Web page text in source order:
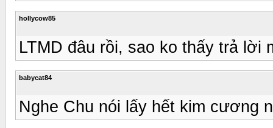
hollycow85
LTMD đâu rồi, sao ko thấy trả lời
babycat84
Nghe Chu nói lấy hết kim cương